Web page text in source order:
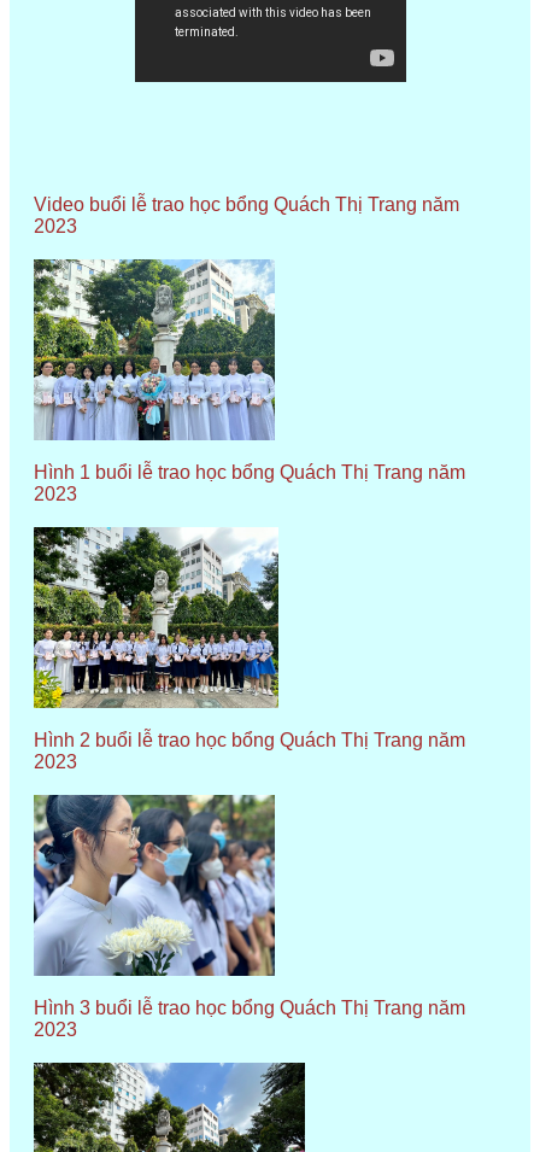
Video buổi lễ trao học bổng Quách Thị Trang năm
2023
Hình 1 buổi lễ trao học bổng Quách Thị Trang năm
2023
Hình 2 buổi lễ trao học bổng Quách Thị Trang năm
2023
Hình 3 buổi lễ trao học bổng Quách Thị Trang năm
2023